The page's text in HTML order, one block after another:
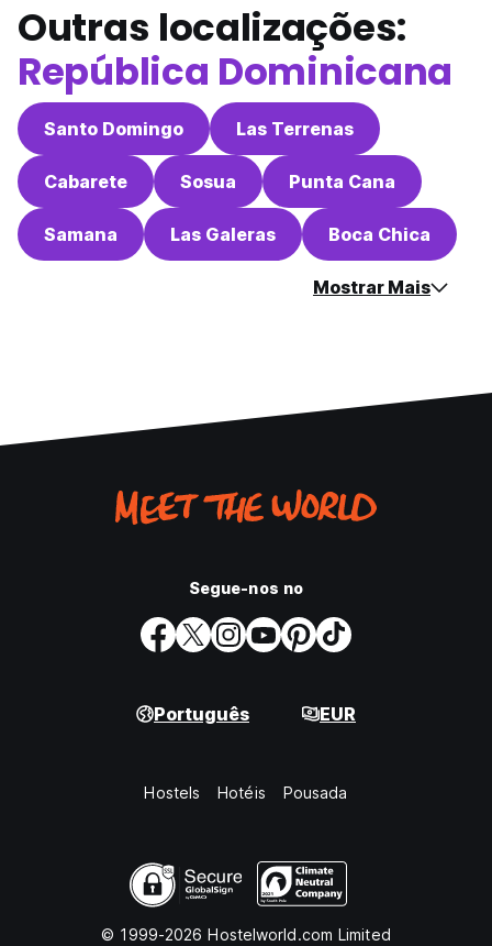
Outras localizações:
República Dominicana
Santo Domingo Las Terrenas
Cabarete Sosua Punta Cana
Samana Las Galeras Boca Chica
Mostrar Mais
Segue-nos no
Português EUR
Hostels Hotéis Pousada
© 1999-2026 Hostelworld.com Limited